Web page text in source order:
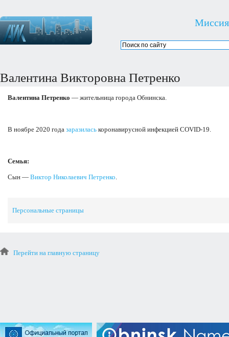
Миссия
Валентина Викторовна Петренко
Валентина Петренко — жительница города Обнинска.
В ноябре 2020 года заразилась коронавирусной инфекцией COVID-19.
Семья:
Сын — Виктор Николаевич Петренко.
Персональные страницы
Перейти на главную страницу